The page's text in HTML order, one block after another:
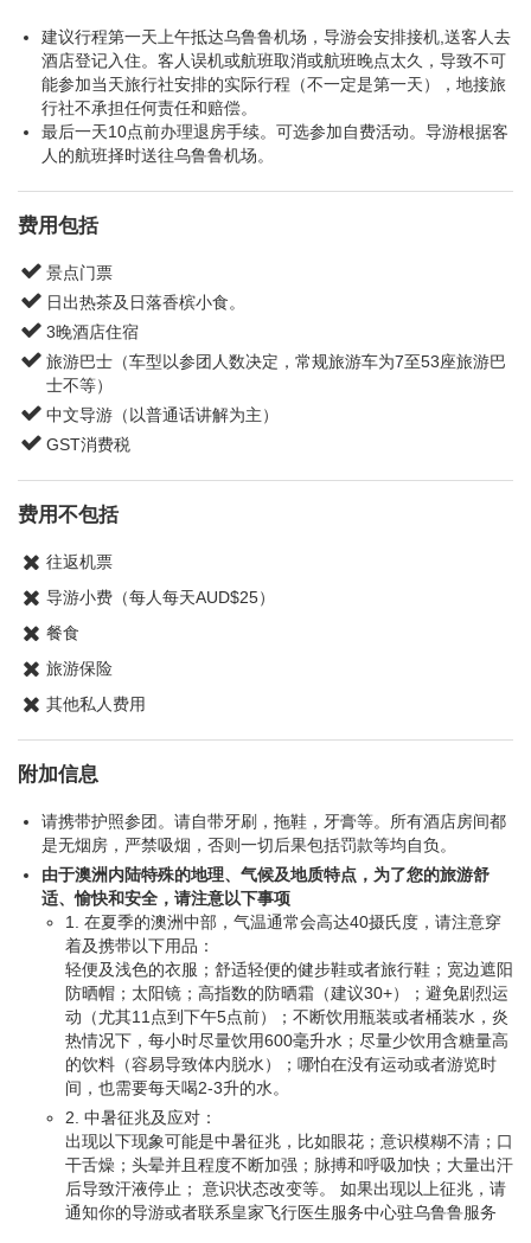
建议行程第一天上午抵达乌鲁鲁机场，导游会安排接机,送客人去
酒店登记入住。客人误机或航班取消或航班晚点太久，导致不可
能参加当天旅行社安排的实际行程（不一定是第一天），地接旅
行社不承担任何责任和赔偿。
最后一天10点前办理退房手续。可选参加自费活动。导游根据客
人的航班择时送往乌鲁鲁机场。
费用包括
景点门票
日出热茶及日落香槟小食。
3晚酒店住宿
旅游巴士（车型以参团人数决定，常规旅游车为7至53座旅游巴
士不等）
中文导游（以普通话讲解为主）
GST消费税
费用不包括
往返机票
导游小费（每人每天AUD$25）
餐食
旅游保险
其他私人费用
附加信息
请携带护照参团。请自带牙刷，拖鞋，牙膏等。所有酒店房间都
是无烟房，严禁吸烟，否则一切后果包括罚款等均自负。
由于澳洲内陆特殊的地理、气候及地质特点，为了您的旅游舒
适、愉快和安全，请注意以下事项
1. 在夏季的澳洲中部，气温通常会高达40摄氏度，请注意穿
着及携带以下用品：
轻便及浅色的衣服；舒适轻便的健步鞋或者旅行鞋；宽边遮阳
防晒帽；太阳镜；高指数的防晒霜（建议30+）；避免剧烈运
动（尤其11点到下午5点前）；不断饮用瓶装或者桶装水，炎
热情况下，每小时尽量饮用600毫升水；尽量少饮用含糖量高
的饮料（容易导致体内脱水）；哪怕在没有运动或者游览时
间，也需要每天喝2-3升的水。
2. 中暑征兆及应对：
出现以下现象可能是中暑征兆，比如眼花；意识模糊不清；口
干舌燥；头晕并且程度不断加强；脉搏和呼吸加快；大量出汗
后导致汗液停止； 意识状态改变等。 如果出现以上征兆，请
通知你的导游或者联系皇家飞行医生服务中心驻乌鲁鲁服务